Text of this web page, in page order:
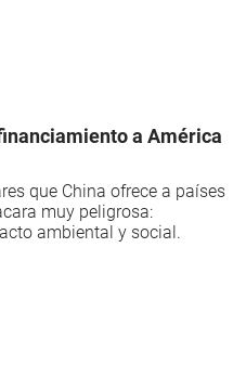
a América
que China ofrece a países
muy peligrosa:
ambiental y social.